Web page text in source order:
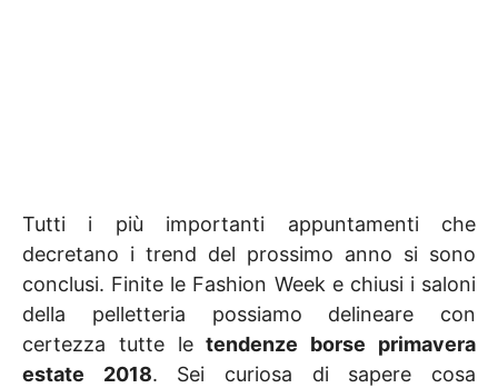
Tutti i più importanti appuntamenti che
decretano i trend del prossimo anno si sono
conclusi. Finite le Fashion Week e chiusi i saloni
della pelletteria possiamo delineare con
certezza tutte letendenze borse primavera
estate 2018. Sei curiosa di sapere cosa